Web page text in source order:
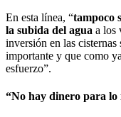
En esta línea, “tampoco
la subida del agua a los
inversión en las
importante y que como
esfuerzo”.
“No hay dinero para